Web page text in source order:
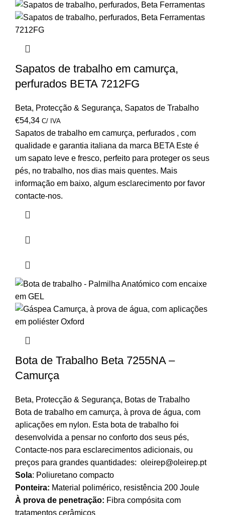
Sapatos de trabalho em camurça,
perfurados BETA 7212FG
Beta, Protecção & Segurança, Sapatos de Trabalho
€54,34 C/ IVA
Sapatos de trabalho em camurça, perfurados , com
qualidade e garantia italiana da marca BETA Este é
um sapato leve e fresco, perfeito para proteger os seus
pés, no trabalho, nos dias mais quentes. Mais
informação em baixo, algum esclarecimento por favor
contacte-nos.
Bota de Trabalho Beta 7255NA –
Camurça
Beta, Protecção & Segurança, Botas de Trabalho
Bota de trabalho em camurça, à prova de água, com
aplicações em nylon. Esta bota de trabalho foi
desenvolvida a pensar no conforto dos seus pés,
Contacte-nos para esclarecimentos adicionais, ou
preços para grandes quantidades: oleirep@oleirep.pt
Sola: Poliuretano compacto
Ponteira: Material polimérico, resistência 200 Joule
À prova de penetração: Fibra compósita com
tratamentos cerâmicos